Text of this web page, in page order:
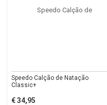
Speedo Calção de Natação
Classic+
€ 34,95